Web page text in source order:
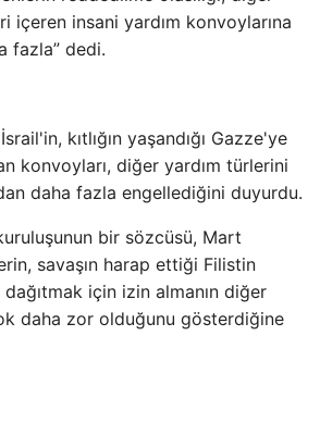
içeren insani yardım konvoylarına
fazla” dedi.
kıtlığın yaşandığı Gazze'ye
konvoyları, diğer yardım türlerini
daha fazla engellediğini duyurdu.
bir sözcüsü, Mart
savaşın harap ettiği Filistin
için izin almanın diğer
daha zor olduğunu gösterdiğine